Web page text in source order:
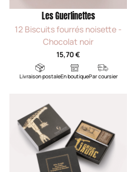
Les Guerlinettes
12 Biscuits fourrés noisette -
Chocolat noir
15,70 €
Livraison postaleEn boutiquePar coursier